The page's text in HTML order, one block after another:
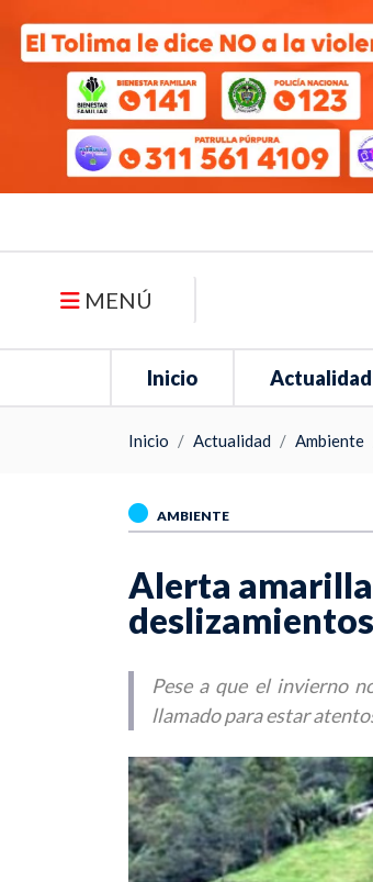
MENÚ
Inicio Actualidad
Inicio Actualidad Ambiente
AMBIENTE
Alerta
Pese a que el invierno
llamado para estar